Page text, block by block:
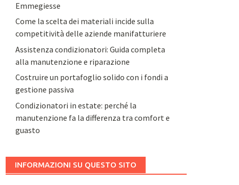
Emmegiesse
Come la scelta dei materiali incide sulla
competitività delle aziende manifatturiere
Assistenza condizionatori: Guida completa
alla manutenzione e riparazione
Costruire un portafoglio solido con i fondi a
gestione passiva
Condizionatori in estate: perché la
manutenzione fa la differenza tra comfort e
guasto
INFORMAZIONI SU QUESTO SITO